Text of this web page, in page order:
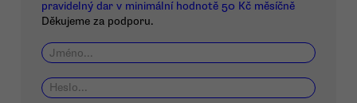
pravidelný dar v minimální hodnotě 50 Kč měsíčně
Děkujeme za podporu.